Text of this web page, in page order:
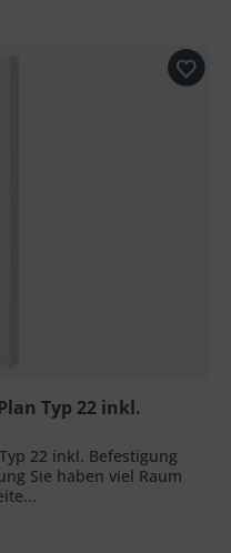
Typ 22 inkl.
22 inkl. Befestigung
Sie haben viel Raum